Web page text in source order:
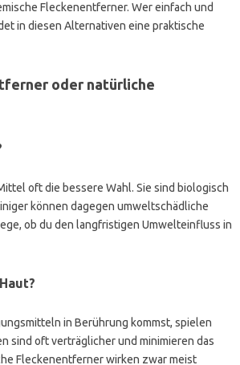
Fleckenentferner. Wer einfach und
in diesen Alternativen eine praktische
oder natürliche
oft die bessere Wahl. Sie sind biologisch
können dagegen umweltschädliche
ob du den langfristigen Umwelteinfluss in
in Berührung kommst, spielen
sind oft verträglicher und minimieren das
Fleckenentferner wirken zwar meist